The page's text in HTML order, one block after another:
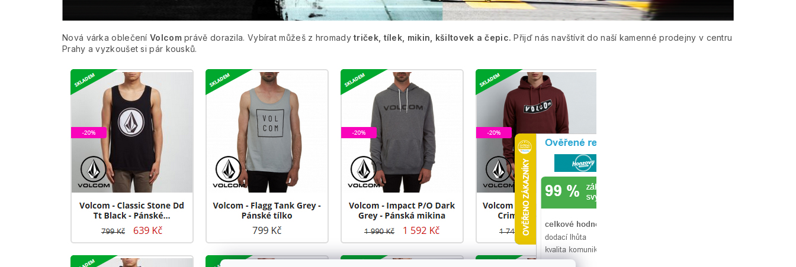
Nová várka oblečení Volcomprávě dorazila. Vybírat můžeš z hromadytriček, tílek, mikin, kšiltovek a čepic.Přijď nás navštívit do naší kamenné prodejny v centru
Prahy a vyzkoušet si pár kousků.